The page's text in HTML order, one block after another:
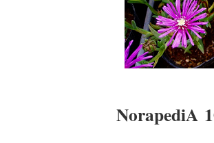
NorapediA